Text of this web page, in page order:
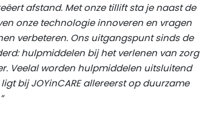
afstand. Met onze tillift sta je naast de
onze technologie innoveren en vragen
verbeteren. Ons uitgangspunt sinds de
hulpmiddelen bij het verlenen van zorg
Veelal worden hulpmiddelen uitsluitend
bij JOYinCARE allereerst op duurzame